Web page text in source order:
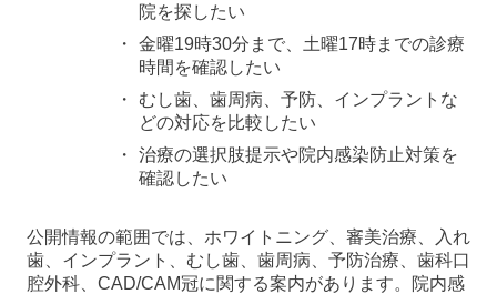
院を探したい
金曜19時30分まで、土曜17時までの診療
時間を確認したい
むし歯、歯周病、予防、インプラントな
どの対応を比較したい
治療の選択肢提示や院内感染防止対策を
確認したい
公開情報の範囲では、ホワイトニング、審美治療、入れ
歯、インプラント、むし歯、歯周病、予防治療、歯科口
腔外科、CAD/CAM冠に関する案内があります。院内感